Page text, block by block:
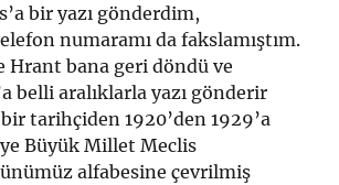
bir yazı gönderdim,
numaramı da fakslamıştım.
Hrant bana geri döndü ve
belli aralıklarla yazı gönderir
tarihçiden 1920’den 1929’a
Büyük Millet Meclis
alfabesine çevrilmiş